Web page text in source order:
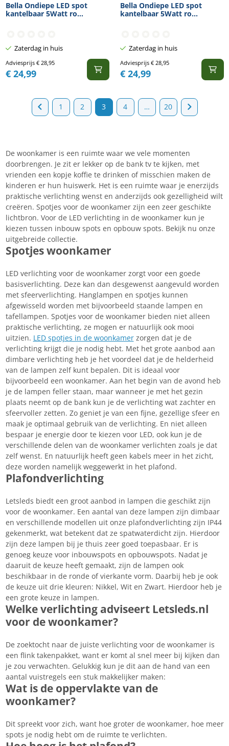
Bella Ondiepe LED spot
kantelbaar 5Watt ro...
Zaterdag in huis
Adviesprijs €28,95
€24,99
Bella Ondiepe LED spot
kantelbaar 5Watt ro...
Zaterdag in huis
Adviesprijs €28,95
€24,99
1 2 3 4 … 20
De woonkamer is een ruimte waar we vele momenten
doorbrengen. Je zit er lekker op de bank tv te kijken, met
vrienden een kopje koffie te drinken of misschien maken de
kinderen er hun huiswerk. Het is een ruimte waar je enerzijds
praktische verlichting wenst en anderzijds ook gezelligheid wilt
creëren. Spotjes voor de woonkamer zijn een zeer geschikte
lichtbron. Voor de LED verlichting in de woonkamer kun je
kiezen tussen inbouw spots en opbouw spots. Bekijk nu onze
uitgebreide collectie.
Spotjes woonkamer
LED verlichting voor de woonkamer zorgt voor een goede
basisverlichting. Deze kan dan desgewenst aangevuld worden
met sfeerverlichting. Hanglampen en spotjes kunnen
afgewisseld worden met bijvoorbeeld staande lampen en
tafellampen. Spotjes voor de woonkamer bieden niet alleen
praktische verlichting, ze mogen er natuurlijk ook mooi
uitzien. LED spotjes in de woonkamerzorgen dat je de
verlichting krijgt die je nodig hebt. Met het grote aanbod aan
dimbare verlichting heb je het voordeel dat je de helderheid
van de lampen zelf kunt bepalen. Dit is ideaal voor
bijvoorbeeld een woonkamer. Aan het begin van de avond heb
je de lampen feller staan, maar wanneer je met het gezin
plaats neemt op de bank kun je de verlichting wat zachter en
sfeervoller zetten. Zo geniet je van een fijne, gezellige sfeer en
maak je optimaal gebruik van de verlichting. En niet alleen
bespaar je energie door te kiezen voor LED, ook kun je de
verschillende delen van de woonkamer verlichten zoals je dat
zelf wenst. En natuurlijk heeft geen kabels meer in het zicht,
deze worden namelijk weggewerkt in het plafond.
Plafondverlichting
Letsleds biedt een groot aanbod in lampen die geschikt zijn
voor de woonkamer. Een aantal van deze lampen zijn dimbaar
en verschillende modellen uit onze plafondverlichting zijn IP44
gekenmerkt, wat betekent dat ze spatwaterdicht zijn. Hierdoor
zijn deze lampen bij je thuis zeer goed toepasbaar. Er is
genoeg keuze voor inbouwspots en opbouwspots. Nadat je
daaruit de keuze heeft gemaakt, zijn de lampen ook
beschikbaar in de ronde of vierkante vorm. Daarbij heb je ook
de keuze uit drie kleuren: Nikkel, Wit en Zwart. Hierdoor heb je
een grote keuze in lampen.
Welke verlichting adviseert Letsleds.nl
voor de woonkamer?
De zoektocht naar de juiste verlichting voor de woonkamer is
een flink takenpakket, want er komt al snel meer bij kijken dan
je zou verwachten. Gelukkig kun je dit aan de hand van een
aantal vuistregels een stuk makkelijker maken:
Wat is de oppervlakte van de
woonkamer?
Dit spreekt voor zich, want hoe groter de woonkamer, hoe meer
spots je nodig hebt om de ruimte te verlichten.